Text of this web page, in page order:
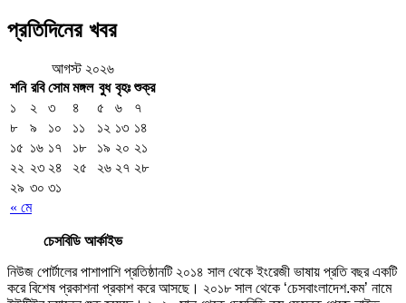
প্রতিদিনের খবর
আগস্ট ২০২৬
শনি রবি সোম মঙ্গল বুধ বৃহঃ শুক্র
« মে
১ ২ ৩ ৪ ৫ ৬
৭
৮
৯ ১০ ১১ ১২ ১৩ ১৪
১৫ ১৬ ১৭ ১৮ ১৯ ২০ ২১
২২ ২৩ ২৪ ২৫ ২৬ ২৭ ২৮
২৯ ৩০ ৩১
চেসবিডি আর্কাইভ
নিউজ পোর্টালের পাশাপাশি প্রতিষ্ঠানটি ২০১৪ সাল থেকে ইংরেজী ভাষায় প্রতি বছর একটি
করে বিশেষ প্রকাশনা প্রকাশ করে আসছে। ২০১৮ সাল থেকে ‘চেসবাংলাদেশ.কম’ নামে